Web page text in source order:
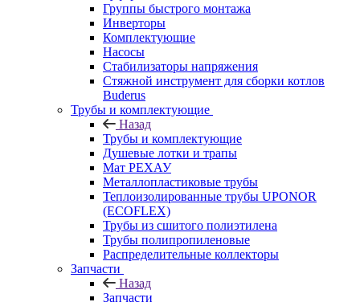
Группы быстрого монтажа
Инверторы
Комплектующие
Насосы
Стабилизаторы напряжения
Стяжной инструмент для сборки котлов
Buderus
Трубы и комплектующие
Назад
Трубы и комплектующие
Душевые лотки и трапы
Мат РЕХАУ
Металлопластиковые трубы
Теплоизолированные трубы UPONOR
(ECOFLEX)
Трубы из сшитого полиэтилена
Трубы полипропиленовые
Распределительные коллекторы
Запчасти
Назад
Запчасти